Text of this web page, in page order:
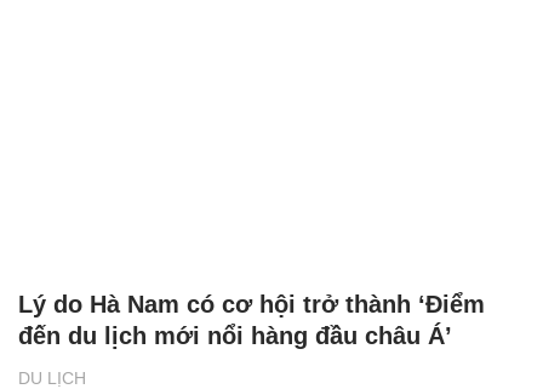
DU LỊCH
Lý do Hà Nam có cơ hội trở thành ‘Điểm
đến du lịch mới nổi hàng đầu châu Á’